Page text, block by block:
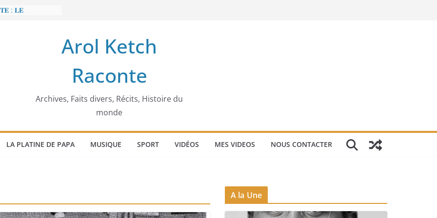
: 𝐋𝐄
𝐨𝐫𝐝𝐢𝐧𝐚𝐭𝐞𝐮𝐫
Arol Ketch
Raconte
Archives, Faits divers, Récits, Histoire du
monde
LA PLATINE DE PAPA MUSIQUE SPORT VIDÉOS MES VIDEOS NOUS CONTACTER
A la Une